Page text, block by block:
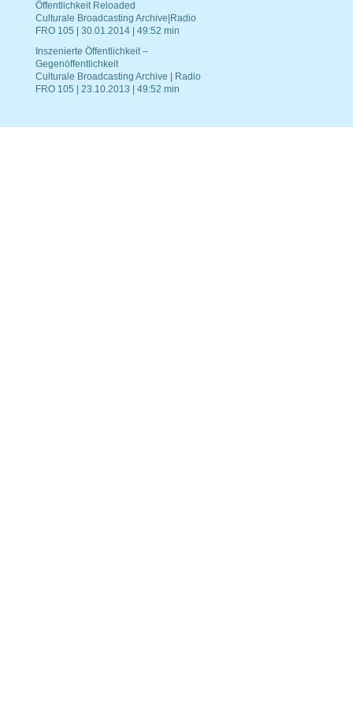
Öffentlichkeit Reloaded
Culturale Broadcasting Archive|Radio
FRO 105 | 30.01.2014 | 49:52 min
Inszenierte Öffentlichkeit –
Gegenöffentlichkeit
Culturale Broadcasting Archive | Radio
FRO 105 | 23.10.2013 | 49:52 min